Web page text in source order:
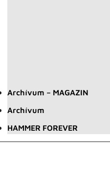
Archívum – MAGAZIN
Archívum
HAMMER FOREVER